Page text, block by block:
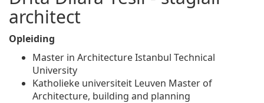
architect
Opleiding
Master in Architecture Istanbul Technical
University
Katholieke universiteit Leuven Master of
Architecture, building and planning